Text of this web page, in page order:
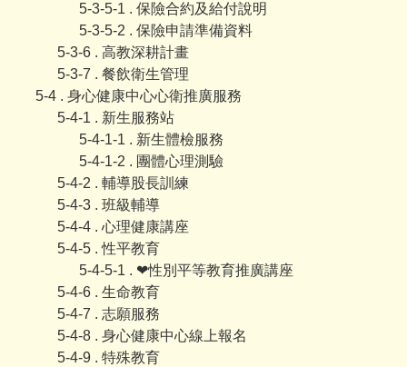
5-3-5-1 . 保險合約及給付說明
5-3-5-2 . 保險申請準備資料
5-3-6 . 高教深耕計畫
5-3-7 . 餐飲衛生管理
5-4 . 身心健康中心心衛推廣服務
5-4-1 . 新生服務站
5-4-1-1 . 新生體檢服務
5-4-1-2 . 團體心理測驗
5-4-2 . 輔導股長訓練
5-4-3 . 班級輔導
5-4-4 . 心理健康講座
5-4-5 . 性平教育
5-4-5-1 . ❤性別平等教育推廣講座
5-4-6 . 生命教育
5-4-7 . 志願服務
5-4-8 . 身心健康中心線上報名
5-4-9 . 特殊教育